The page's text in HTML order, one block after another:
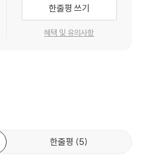
있는가
다
에서 빛날 때까지
스 셀프 코칭
감이 있어야 일을 겁내지 않고 할 수
각이다’ 중에서/ pp.202~203)
너뜨리는 것은 핵폭탄이 아니라 오
리는 요란한 소리를 내며 벽이 와
나가겠다고 매일 다짐하고 있는지도
수 없듯, 우리에게 업무 무기력을 주
는 것들이다. 하지만 내가 하는 작은
을지 모른다.
’ 중에서/ p. 242쪽)
기력의 이유와 구체적인 극복 방안
이 문제가 되는 이유와 어떤 상황이
위한 마음 훈련법을 알려준다. Part
되는 것들에 대해 소개한다.
상까지 위험해진다
럼 회사를 다니기 때문이다. 낙타는
. 따라서 버림받거나 매질을 당할까
한줄평 쓰기
혜택 및 유의사항
한줄평 5